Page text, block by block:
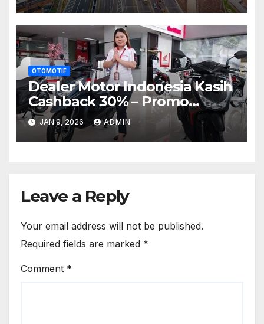
OTOMOTIF
Dealer Motor Indonesia Kasih
Cashback 30% – Promo
Musim Liburan!
JAN 9, 2026 ADMIN
Leave a Reply
Your email address will not be published.
Required fields are marked *
Comment *